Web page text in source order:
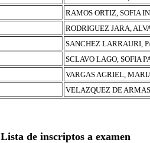
RAMOS ORTIZ, SOFIA
RODRIGUEZ JARA,
SANCHEZ LARRAURI,
SCLAVO LAGO, SOFIA
VARGAS AGRIEL,
VELAZQUEZ DE
Lista de inscriptos a examen